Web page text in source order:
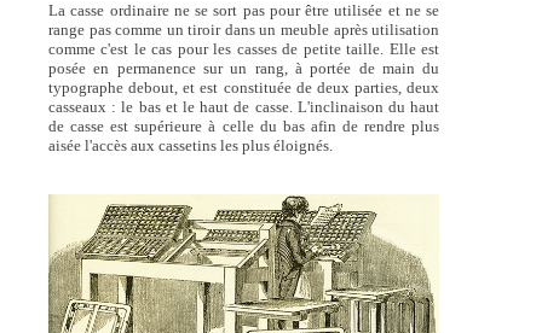
La casse ordinaire ne se sort pas pour être utilisée et ne se
range pas comme un tiroir dans un meuble après utilisation
comme c'est le cas pour les casses de petite taille. Elle est
posée en permanence sur un rang, à portée de main du
typographe debout, et est constituée de deux parties, deux
casseaux : le bas et le haut de casse. L'inclinaison du haut
de casse est supérieure à celle du bas afin de rendre plus
aisée l'accès aux cassetins les plus éloignés.